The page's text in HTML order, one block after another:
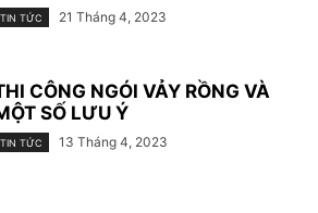
TIN TỨC 21 Tháng 4, 2023
CÔNG NGÓI VẢY RỒNG VÀ
SỐ LƯU Ý
TIN TỨC 13 Tháng 4, 2023